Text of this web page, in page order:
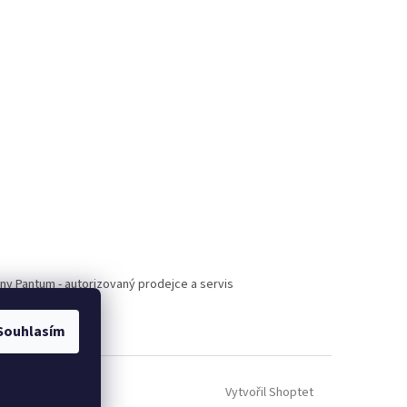
Pantum - autorizovaný prodejce a servis
Vytvořil Shoptet